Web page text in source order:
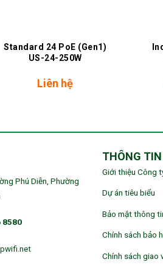
Standard 24 PoE (Gen1)
US-24-250W
Liên hệ
Phú Diễn, Phường
8580
THÔNG
Giới thiệu Công
Dự án tiêu biểu
Bảo mật thông
Chính sách bảo
Chính sách giao